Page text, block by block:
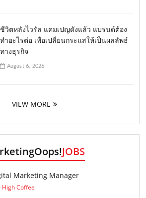
ชีวิตหลังไวรัล แคมเปญดังแล้ว แบรนด์ต้อง
ทำอะไรต่อ เพื่อเปลี่ยนกระแสให้เป็นผลลัพธ์
ทางธุรกิจ
August 6, 2026
VIEW MORE
JOBS
Marketing Manager
High Coffee